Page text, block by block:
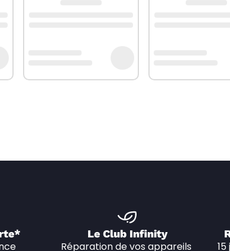
Le Club Infinity
Réparation de vos appareils